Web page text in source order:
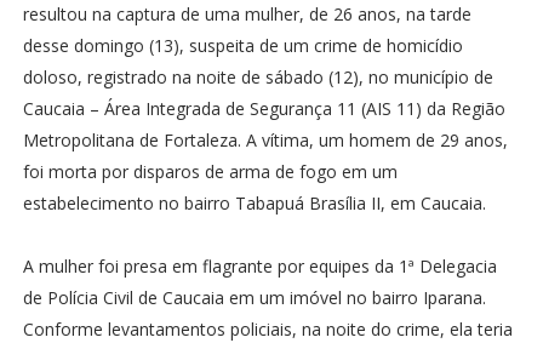
resultou na captura de uma mulher, de 26 anos, na tarde
desse domingo (13), suspeita de um crime de homicídio
doloso, registrado na noite de sábado (12), no município de
Caucaia – Área Integrada de Segurança 11 (AIS 11) da Região
Metropolitana de Fortaleza. A vítima, um homem de 29 anos,
foi morta por disparos de arma de fogo em um
estabelecimento no bairro Tabapuá Brasília II, em Caucaia.
A mulher foi presa em flagrante por equipes da 1ª Delegacia
de Polícia Civil de Caucaia em um imóvel no bairro Iparana.
Conforme levantamentos policiais, na noite do crime, ela teria